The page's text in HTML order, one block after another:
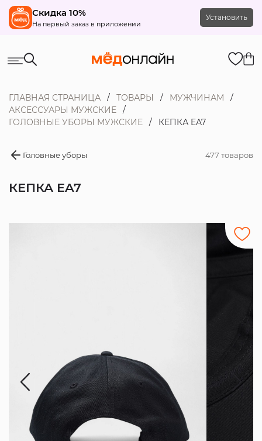
Скидка 10%
На первый заказ в приложении
Установить
ГЛАВНАЯ СТРАНИЦА ТОВАРЫ
МУЖЧИНАМ
АКСЕССУАРЫ МУЖСКИЕ
ГОЛОВНЫЕ УБОРЫ МУЖСКИЕ
КЕПКА EA7
Головные уборы 477 товаров
КЕПКА EA7